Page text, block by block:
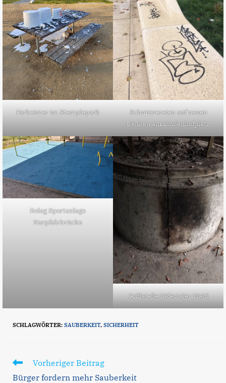
Farbeimer im Stemplepark
Schmierereien auf neuen
Bänken am Lindenhofplatz
Belag Sportanlage
Kurpfalzbrücke
Grillstelle Käfertaler Wald
SCHLAGWÖRTER: SAUBERKEIT, SICHERHEIT
Weitere
ansehen
Vorheriger Beitrag
Bürger fordern mehr Sauberkeit